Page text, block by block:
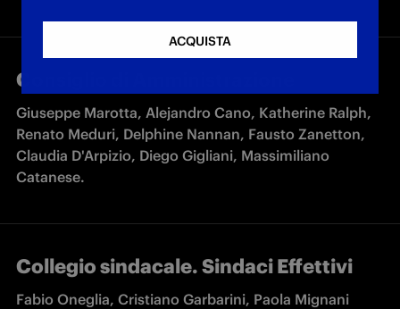
Consiglio di Amministrazione
Giuseppe Marotta, Alejandro Cano, Katherine Ralph,
Renato Meduri, Delphine Nannan, Fausto Zanetton,
Claudia D'Arpizio, Diego Gigliani, Massimiliano
Catanese.
Collegio sindacale. Sindaci Effettivi
Fabio Oneglia, Cristiano Garbarini, Paola Mignani
ACQUISTA